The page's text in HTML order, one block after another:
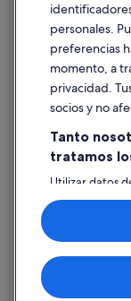
Ayuda
Cancelar un vuelo
Cancelar una
Utilizar un cupón de
Documentos para
© 2026 Expedia,
derechos
comerciales o
personales.
preferencias
momento, a
privacidad.
socios y no
Tanto
tratamos
Utilizar datos
activamente
identificación.
y/o acceder a
medición de
audiencia y
Lista de